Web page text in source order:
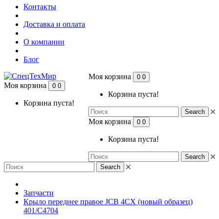
Контакты
Доставка и оплата
О компании
Блог
Моя корзина 0 0
Корзина пуста!
Search
Моя корзина 0 0
Корзина пуста!
Search
Моя корзина 0 0
Корзина пуста!
Search
Запчасти
Крыло переднее правое JCB 4CX (новый образец)
401/C4704